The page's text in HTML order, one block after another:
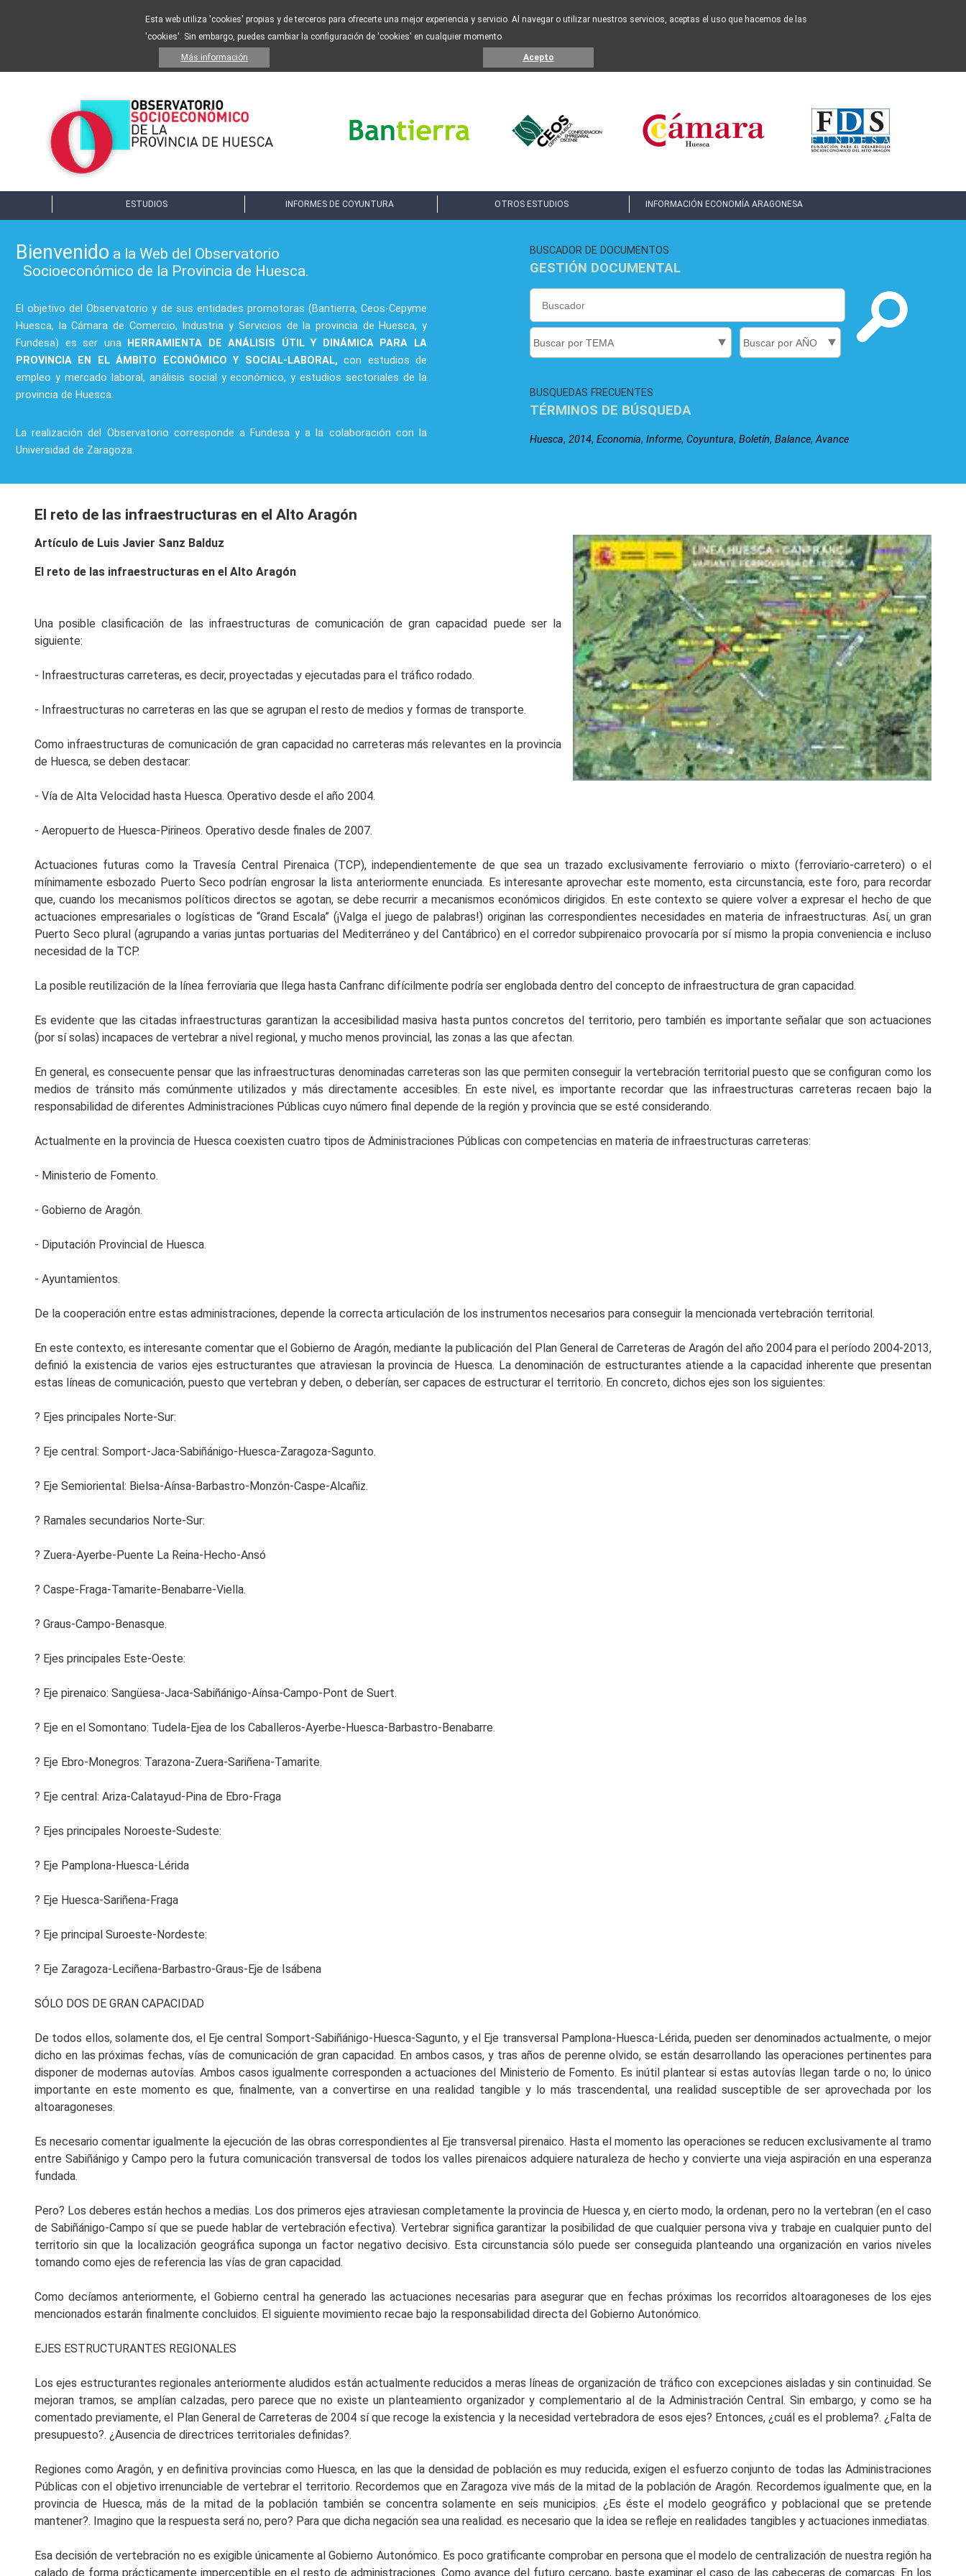
Esta web utiliza 'cookies' propias y de terceros para ofrecerte una mejor experiencia y servicio. Al navegar o utilizar nuestros servicios, aceptas el uso que hacemos de las
'cookies'. Sin embargo, puedes cambiar la configuración de 'cookies' en cualquier momento.
Más información Acepto
ESTUDIOS INFORMES DE COYUNTURA OTROS ESTUDIOS INFORMACIÓN ECONOMÍA ARAGONESA
Bienvenido a la Web del Observatorio
Socioeconómico de la Provincia de Huesca.
El objetivo del Observatorio y de sus entidades promotoras (Bantierra, Ceos-Cepyme
Huesca, la Cámara de Comercio, Industria y Servicios de la provincia de Huesca, y
Fundesa) es ser una
HERRAMIENTA DE ANÁLISIS ÚTIL Y DINÁMICA PARA LA
PROVINCIA EN EL ÁMBITO ECONÓMICO Y SOCIAL-LABORAL,con estudios de
empleo y mercado laboral, análisis social y económico, y estudios sectoriales de la
provincia de Huesca.
La realización del Observatorio corresponde a Fundesa y a la colaboración con la
Universidad de Zaragoza.
BUSCADOR DE DOCUMENTOS
GESTIÓN DOCUMENTAL
BUSQUEDAS FRECUENTES
TÉRMINOS DE BÚSQUEDA
Huesca, 2014, Economía, Informe, Coyuntura, Boletín, Balance,Avance
El reto de las infraestructuras en el Alto Aragón
Artículo de Luis Javier Sanz Balduz
El reto de las infraestructuras en el Alto Aragón
Una posible clasificación de las infraestructuras de comunicación de gran capacidad puede ser la
siguiente:
- Infraestructuras carreteras, es decir, proyectadas y ejecutadas para el tráfico rodado.
- Infraestructuras no carreteras en las que se agrupan el resto de medios y formas de transporte.
Como infraestructuras de comunicación de gran capacidad no carreteras más relevantes en la provincia
de Huesca, se deben destacar:
- Vía de Alta Velocidad hasta Huesca. Operativo desde el año 2004.
- Aeropuerto de Huesca-Pirineos. Operativo desde finales de 2007.
Actuaciones futuras como la Travesía Central Pirenaica (TCP), independientemente de que sea un trazado exclusivamente ferroviario o mixto (ferroviario-carretero) o el
mínimamente esbozado Puerto Seco podrían engrosar la lista anteriormente enunciada. Es interesante aprovechar este momento, esta circunstancia, este foro, para recordar
que, cuando los mecanismos políticos directos se agotan, se debe recurrir a mecanismos económicos dirigidos. En este contexto se quiere volver a expresar el hecho de que
actuaciones empresariales o logísticas de “Grand Escala” (¡Valga el juego de palabras!) originan las correspondientes necesidades en materia de infraestructuras. Así, un gran
Puerto Seco plural (agrupando a varias juntas portuarias del Mediterráneo y del Cantábrico) en el corredor subpirenaico provocaría por sí mismo la propia conveniencia e incluso
necesidad de la TCP.
La posible reutilización de la línea ferroviaria que llega hasta Canfranc difícilmente podría ser englobada dentro del concepto de infraestructura de gran capacidad.
Es evidente que las citadas infraestructuras garantizan la accesibilidad masiva hasta puntos concretos del territorio, pero también es importante señalar que son actuaciones
(por sí solas) incapaces de vertebrar a nivel regional, y mucho menos provincial, las zonas a las que afectan.
En general, es consecuente pensar que las infraestructuras denominadas carreteras son las que permiten conseguir la vertebración territorial puesto que se configuran como los
medios de tránsito más comúnmente utilizados y más directamente accesibles. En este nivel, es importante recordar que las infraestructuras carreteras recaen bajo la
responsabilidad de diferentes Administraciones Públicas cuyo número final depende de la región y provincia que se esté considerando.
Actualmente en la provincia de Huesca coexisten cuatro tipos de Administraciones Públicas con competencias en materia de infraestructuras carreteras:
- Ministerio de Fomento.
- Gobierno de Aragón.
- Diputación Provincial de Huesca.
- Ayuntamientos.
De la cooperación entre estas administraciones, depende la correcta articulación de los instrumentos necesarios para conseguir la mencionada vertebración territorial.
En este contexto, es interesante comentar que el Gobierno de Aragón, mediante la publicación del Plan General de Carreteras de Aragón del año 2004 para el período 2004-2013,
definió la existencia de varios ejes estructurantes que atraviesan la provincia de Huesca. La denominación de estructurantes atiende a la capacidad inherente que presentan
estas líneas de comunicación, puesto que vertebran y deben, o deberían, ser capaces de estructurar el territorio. En concreto, dichos ejes son los siguientes:
? Ejes principales Norte-Sur:
? Eje central: Somport-Jaca-Sabiñánigo-Huesca-Zaragoza-Sagunto.
? Eje Semioriental: Bielsa-Aínsa-Barbastro-Monzón-Caspe-Alcañiz.
? Ramales secundarios Norte-Sur:
? Zuera-Ayerbe-Puente La Reina-Hecho-Ansó
? Caspe-Fraga-Tamarite-Benabarre-Viella.
? Graus-Campo-Benasque.
? Ejes principales Este-Oeste:
? Eje pirenaico: Sangüesa-Jaca-Sabiñánigo-Aínsa-Campo-Pont de Suert.
? Eje en el Somontano: Tudela-Ejea de los Caballeros-Ayerbe-Huesca-Barbastro-Benabarre.
? Eje Ebro-Monegros: Tarazona-Zuera-Sariñena-Tamarite.
? Eje central: Ariza-Calatayud-Pina de Ebro-Fraga
? Ejes principales Noroeste-Sudeste:
? Eje Pamplona-Huesca-Lérida
? Eje Huesca-Sariñena-Fraga
? Eje principal Suroeste-Nordeste:
? Eje Zaragoza-Leciñena-Barbastro-Graus-Eje de Isábena
SÓLO DOS DE GRAN CAPACIDAD
De todos ellos, solamente dos, el Eje central Somport-Sabiñánigo-Huesca-Sagunto, y el Eje transversal Pamplona-Huesca-Lérida, pueden ser denominados actualmente, o mejor
dicho en las próximas fechas, vías de comunicación de gran capacidad. En ambos casos, y tras años de perenne olvido, se están desarrollando las operaciones pertinentes para
disponer de modernas autovías. Ambos casos igualmente corresponden a actuaciones del Ministerio de Fomento. Es inú­til plantear si estas autovías llegan tarde o no; lo único
importante en este momento es que, finalmente, van a convertirse en una realidad tangible y lo más trascendental, una realidad susceptible de ser aprovechada por los
altoaragoneses.
Es necesario comentar igualmente la ejecución de las obras correspondientes al Eje transversal pirenaico. Hasta el momento las operaciones se reducen exclusivamente al tramo
entre Sabiñánigo y Campo pero la futura comunicación transversal de todos los valles pirenaicos adquiere naturaleza de hecho y convierte una vieja aspiración en una esperanza
fundada.
Pero? Los deberes están hechos a medias. Los dos primeros ejes atraviesan completamente la provincia de Huesca y, en cierto modo, la ordenan, pero no la vertebran (en el caso
de Sabiñánigo-Campo sí que se puede hablar de vertebración efectiva). Vertebrar significa garantizar la posibilidad de que cualquier persona viva y trabaje en cualquier punto del
territorio sin que la localización geográfica suponga un factor negativo decisivo. Esta circunstancia sólo puede ser conseguida planteando una organización en varios niveles
tomando como ejes de referencia las vías de gran capacidad.
Como decíamos anteriormente, el Gobierno central ha generado las actuaciones necesarias para asegurar que en fechas próximas los recorridos altoaragoneses de los ejes
mencionados estarán finalmente concluidos. El siguiente movimiento recae bajo la responsabilidad directa del Gobierno Autonómico.
EJES ESTRUCTURANTES REGIONALES
Los ejes estructurantes regionales anteriormente aludidos están actualmente reducidos a meras líneas de organización de tráfico con excepciones aisladas y sin continuidad. Se
mejoran tramos, se amplían calzadas, pero parece que no existe un planteamiento organizador y complementario al de la Administración Central. Sin embargo, y como se ha
comentado previamente, el Plan General de Carreteras de 2004 sí que recoge la existencia y la necesidad vertebradora de esos ejes? Entonces, ¿cuál es el problema?. ¿Falta de
presupuesto?. ¿Ausencia de directrices territoriales definidas?.
Regiones como Aragón, y en definitiva provincias como Huesca, en las que la densidad de población es muy reducida, exigen el esfuerzo conjunto de todas las Administraciones
Públicas con el objetivo irrenunciable de vertebrar el territorio. Recordemos que en Zaragoza vive más de la mitad de la población de Aragón. Recordemos igualmente que, en la
provincia de Huesca, más de la mitad de la población también se concentra solamente en seis municipios. ¿Es éste el modelo geográfico y poblacional que se pretende
mantener?. Imagino que la respuesta será no, pero? Para que dicha negación sea una realidad. es necesario que la idea se refleje en realidades tangibles y actuaciones inmediatas.
Esa decisión de vertebración no es exigible únicamente al Gobierno Autonómico. Es poco gratificante comprobar en persona que el modelo de centralización de nuestra región ha
calado de forma prácticamente imperceptible en el resto de administraciones. Como avance del futuro cercano, baste examinar el caso de las cabeceras de comarcas. En los